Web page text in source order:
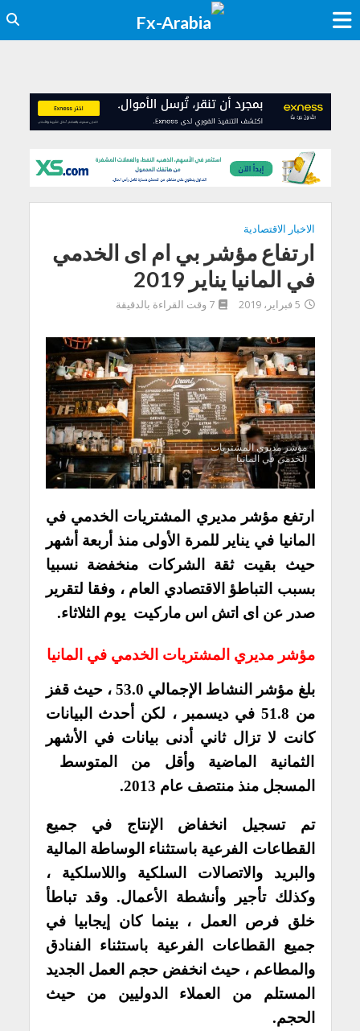
الاخبار الاقتصادية
ارتفاع مؤشر بي ام اى الخدمي
في المانيا يناير 2019
5 فبراير، 2019 7 وقت القراءة بالدقيقة
مؤشر مديري المشتريات
الخدمي في المانيا
ارتفع مؤشر مديري المشتريات الخدمي في
المانيا في يناير للمرة الأولى منذ أربعة أشهر
حيث بقيت ثقة الشركات منخفضة نسبيا
بسبب التباطؤ الاقتصادي العام ، وفقا لتقرير
صدر عن اى اتش اس ماركيت يوم الثلاثاء.
مؤشر مديري المشتريات الخدمي في المانيا
بلغ مؤشر النشاط الإجمالي 53.0 ، حيث قفز
من 51.8 في ديسمبر ، لكن أحدث البيانات
كانت لا تزال ثاني أدنى بيانات في الأشهر
الثمانية الماضية وأقل من المتوسط ​​
المسجل منذ منتصف عام 2013.
تم تسجيل انخفاض الإنتاج في جميع
القطاعات الفرعية باستثناء الوساطة المالية
والبريد والاتصالات السلكية واللاسلكية ،
وكذلك تأجير وأنشطة الأعمال. وقد تباطأ
خلق فرص العمل ، بينما كان إيجابيا في
جميع القطاعات الفرعية باستثناء الفنادق
والمطاعم ، حيث انخفض حجم العمل الجديد
المستلم من العملاء الدوليين من حيث
الحجم.